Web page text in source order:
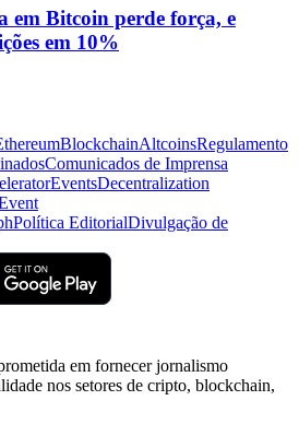
em Bitcoin perde força, e
em 10%
BlockchainAltcoinsRegulamento
Comunicados de Imprensa
EventsDecentralization
Política EditorialDivulgação de
em fornecer jornalismo
nos setores de cripto, blockchain,